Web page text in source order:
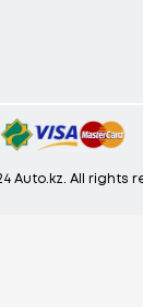
Auto.kz. All rights